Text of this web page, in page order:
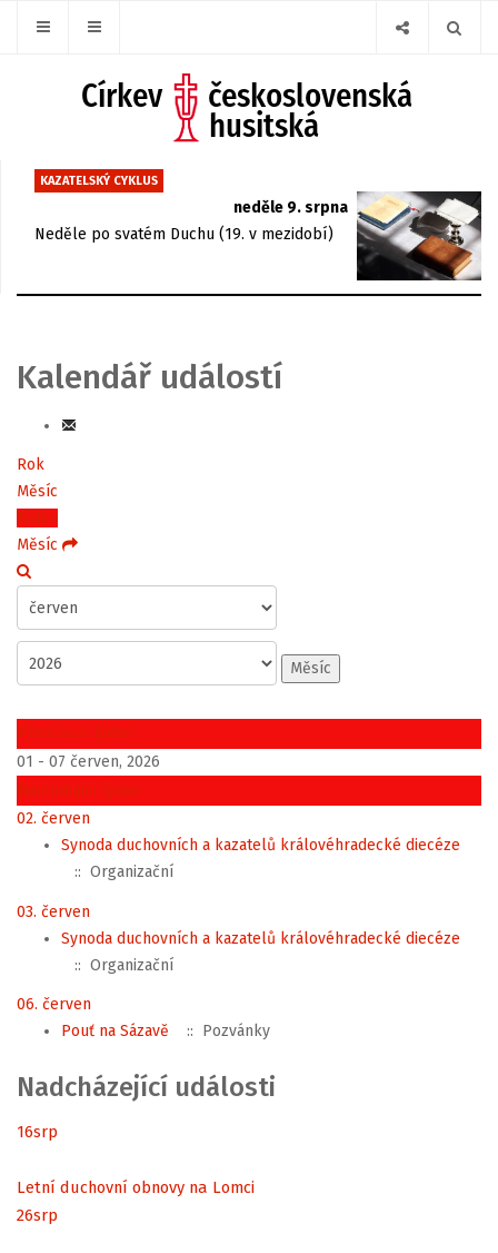
KAZATELSKÝ CYKLUS
neděle 9. srpna
Neděle po svatém Duchu (19. v mezidobí)
Kalendář událostí
Rok
Měsíc
Týden
Měsíc
Měsíc
Předchozí týden
01 - 07 červen, 2026
Následující týden
02. červen
Synoda duchovních a kazatelů královéhradecké diecéze
:: Organizační
03. červen
Synoda duchovních a kazatelů královéhradecké diecéze
:: Organizační
06. červen
Pouť na Sázavě
:: Pozvánky
Nadcházející události
16srp
Letní duchovní obnovy na Lomci
26srp